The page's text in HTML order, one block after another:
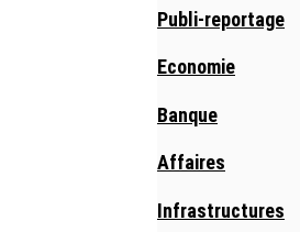
Publi-reportage
Economie
Banque
Affaires
Infrastructures